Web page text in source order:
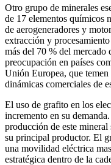
Otro grupo de minerales
de 17 elementos químicos
de aerogeneradores y
extracción y
más del 70 % del mercado
preocupación en países
Unión Europea, que temen
dinámicas comerciales de
El uso de grafito en los
incremento en su
producción de este
su principal productor. El
una movilidad eléctrica
estratégica dentro de la